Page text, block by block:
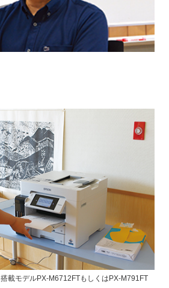
載モデルPX-M6712FTもしくはPX-M791FT